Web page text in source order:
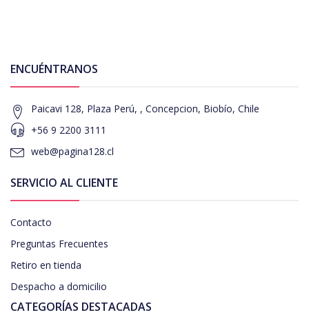
ENCUÉNTRANOS
Paicavi 128, Plaza Perú, , Concepcion, Biobío, Chile
+56 9 2200 3111
web@pagina128.cl
SERVICIO AL CLIENTE
Contacto
Preguntas Frecuentes
Retiro en tienda
Despacho a domicilio
CATEGORÍAS DESTACADAS